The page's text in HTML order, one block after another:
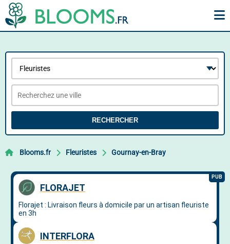
RECHERCHER
Blooms.fr Fleuristes Gournay-en-Bray